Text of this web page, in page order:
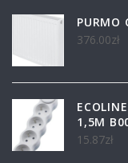
PURMO
376.00zł
1,5M
15.87zł